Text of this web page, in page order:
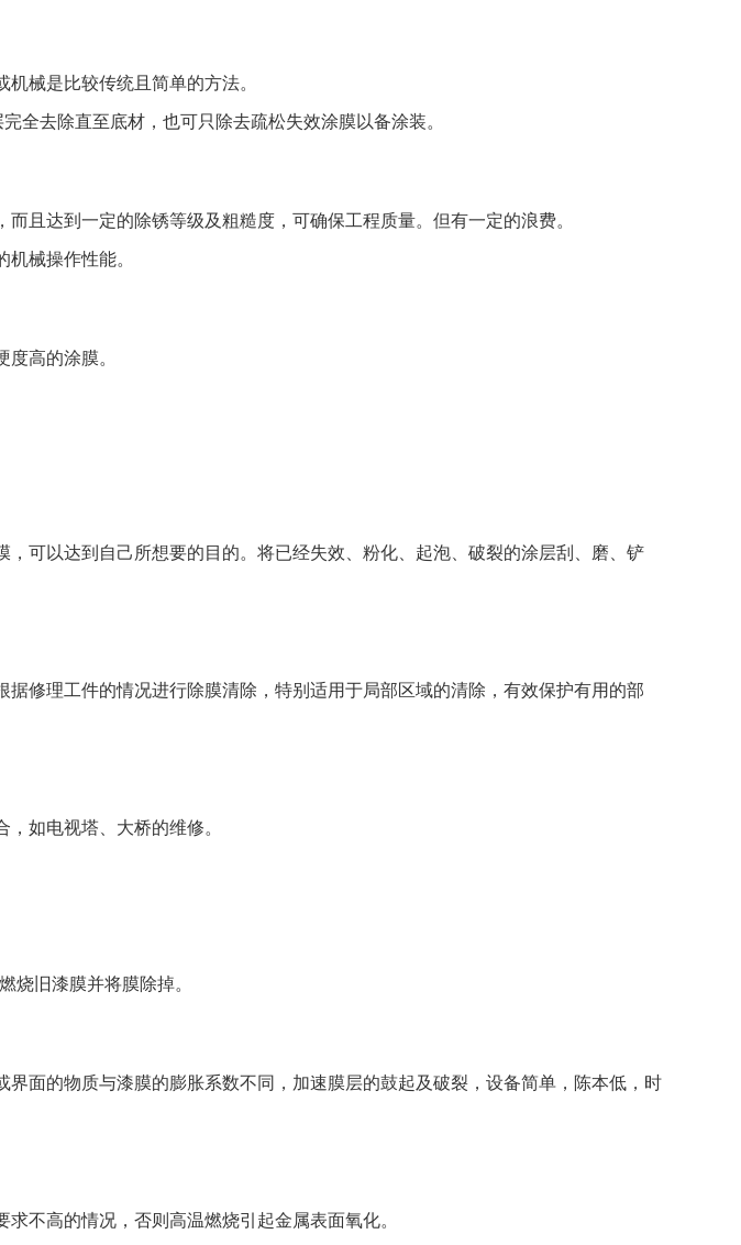
械是比较传统且简单的方法。
去除直至底材，也可只除去疏松失效涂膜以备涂装。
达到一定的除锈等级及粗糙度，可确保工程质量。但有一定的浪费。
械操作性能。
高的涂膜。
可以达到自己所想要的目的。将已经失效、粉化、起泡、破裂的涂层刮、磨、铲
修理工件的情况进行除膜清除，特别适用于局部区域的清除，有效保护有用的部
如电视塔、大桥的维修。
旧漆膜并将膜除掉。
面的物质与漆膜的膨胀系数不同，加速膜层的鼓起及破裂，设备简单，陈本低，时
高的情况，否则高温燃烧引起金属表面氧化。